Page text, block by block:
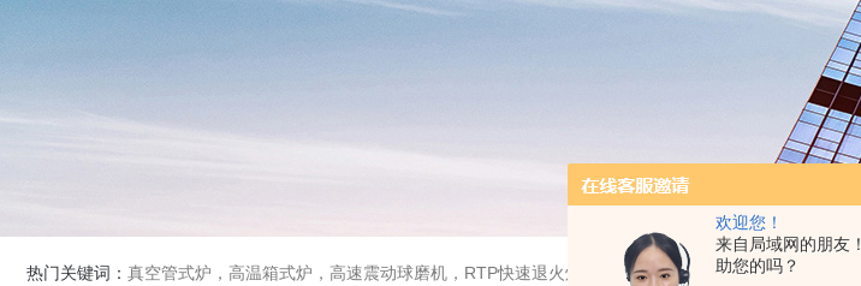
欢迎您！
来自局域网的朋友
助您的吗？
热门关键词： 真空管式炉，高温箱式炉，高速震动球磨机，RTP快速退火炉，高温高压炉，涂覆机，电池制备设